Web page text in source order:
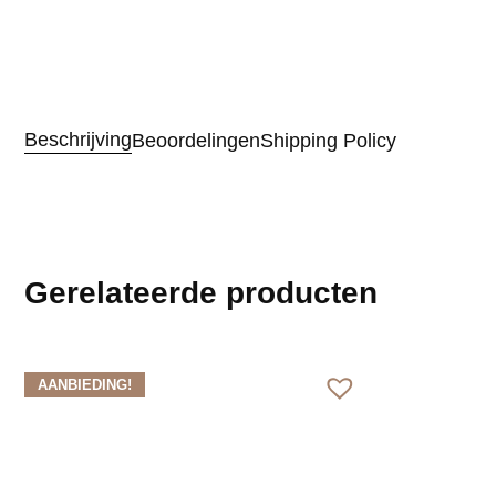
BeschrijvingBeoordelingenShipping Policy
Gerelateerde producten
AANBIEDING!